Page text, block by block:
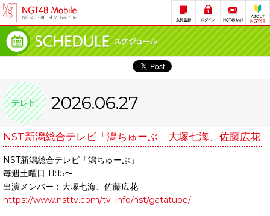
テレビ 2026.06.27
NST新潟総合テレビ「潟ちゅーぶ」大塚七海、佐藤広花
NST新潟総合テレビ「潟ちゅーぶ」
毎週土曜日 11:15〜
出演メンバー：大塚七海、佐藤広花
https://www.nsttv.com/tv_info/nst/gatatube/